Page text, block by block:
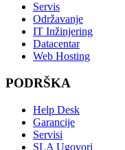
Servis
Održavanje
IT Inžinjering
Datacentar
Web Hosting
PODRŠKA
Help Desk
Garancije
Servisi
SLA Ugovori